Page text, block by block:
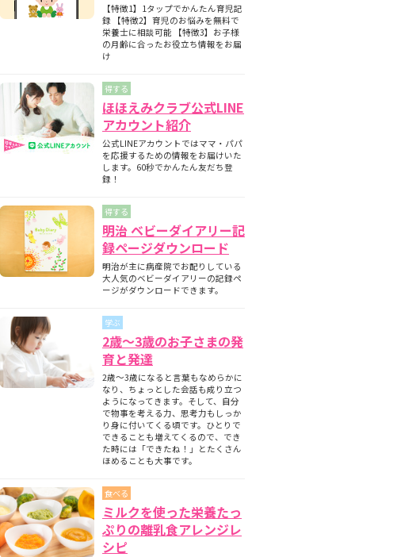
【特徴1】1タップでかんたん育児記
録 【特徴2】育児のお悩みを無料で
栄養士に相談可能 【特徴3】お子様
の月齢に合ったお役立ち情報をお届
け
得する
ほほえみクラブ公式LINE
アカウント紹介
公式LINEアカウントではママ・パパ
を応援するための情報をお届けいた
します。60秒でかんたん友だち登
録！
得する
明治 ベビーダイアリー記
録ページダウンロード
明治が主に病産院でお配りしている
大人気のベビーダイアリーの記録ペ
ージがダウンロードできます。
学ぶ
2歳～3歳のお子さまの発
育と発達
2歳～3歳になると言葉もなめらかに
なり、ちょっとした会話も成り立つ
ようになってきます。そして、自分
で物事を考える力、思考力もしっか
り身に付いてくる頃です。ひとりで
できることも増えてくるので、でき
た時には「できたね！」とたくさん
ほめることも大事です。
食べる
ミルクを使った栄養たっ
ぷりの離乳食アレンジレ
シピ